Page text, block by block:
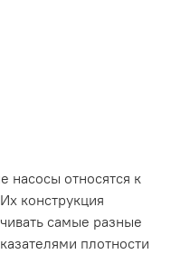
насосы относятся к
конструкция
самые разные
плотности